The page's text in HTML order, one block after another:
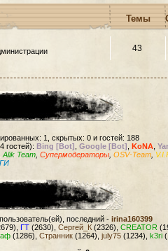
Темы
43
1, скрытых: 0 и гостей: 188
гостей): Bing [Bot] Google [Bot] KoNA
Alik Team Супермодераторы OSV-Team
пользователь(ей), последний - irina160399
ГТ (2630), Сергей_К (2326), CREATOR
(1286), Странник (1264), july75 (1234), k3ri